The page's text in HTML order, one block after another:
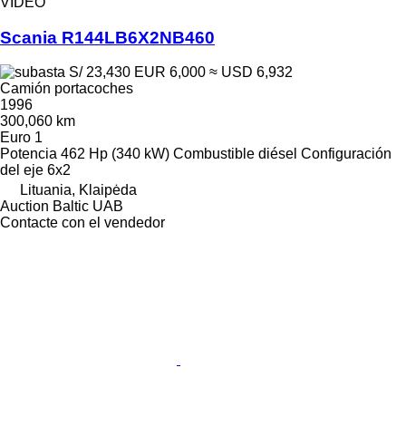
Scania R144LB6X2NB460
S/ 23,430 EUR 6,000 ≈ USD 6,932
Camión portacoches
1996
300,060 km
Euro 1
Potencia 462 Hp (340 kW) Combustible diésel Configuración
del eje 6x2
Lituania, Klaipėda
Auction Baltic UAB
Contacte con el vendedor